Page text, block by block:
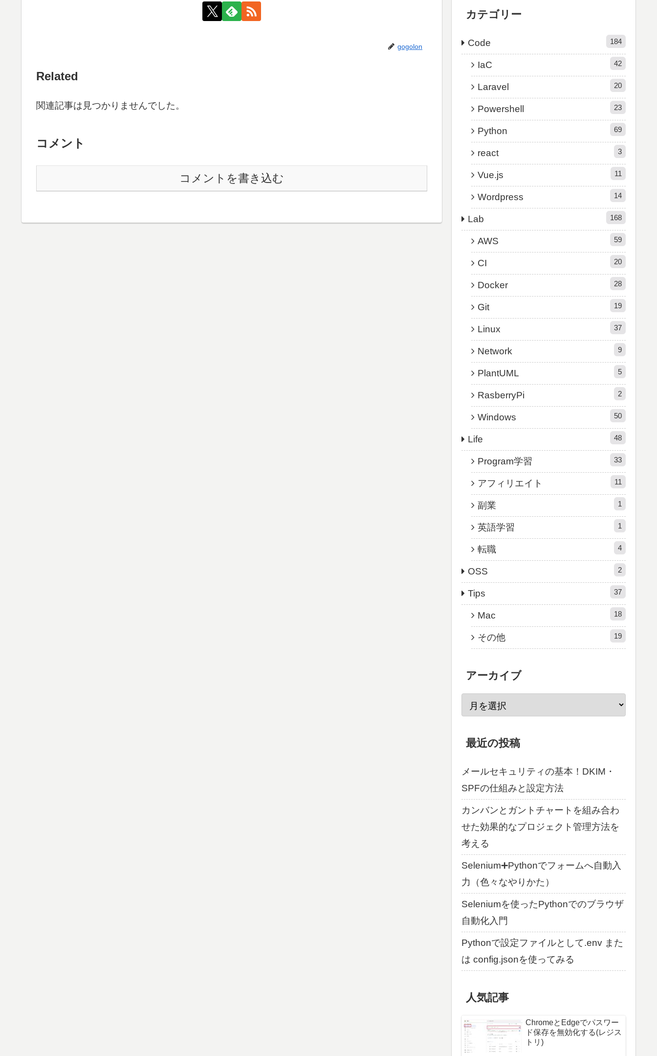
gogolon
Related
関連記事は見つかりませんでした。
コメント
コメントを書き込む
カテゴリー
Code 184
IaC 42
Laravel 20
Powershell 23
Python 69
react 3
Vue.js 11
Wordpress 14
Lab 168
AWS 59
CI 20
Docker 28
Git 19
Linux 37
Network 9
PlantUML 5
RasberryPi 2
Windows 50
Life 48
Program学習 33
アフィリエイト 11
副業 1
英語学習 1
転職 4
OSS 2
Tips 37
Mac 18
その他 19
アーカイブ
最近の投稿
メールセキュリティの基本！DKIM・
SPFの仕組みと設定方法
カンバンとガントチャートを組み合わ
せた効果的なプロジェクト管理方法を
考える
Selenium➕Pythonでフォームへ自動入
力（色々なやりかた）
Seleniumを使ったPythonでのブラウザ
自動化入門
Pythonで設定ファイルとして.env また
は config.jsonを使ってみる
人気記事
ChromeとEdgeでパスワー
ド保存を無効化する(レジス
トリ)